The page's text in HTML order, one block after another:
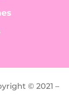
© 2021 –